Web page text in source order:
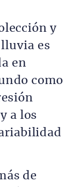
y
es
en
como
a los
de